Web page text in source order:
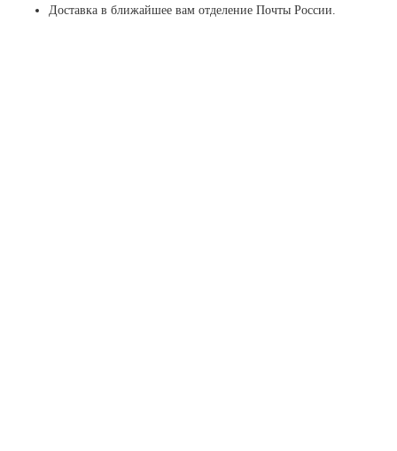
Доставка в ближайшее вам отделение Почты России.